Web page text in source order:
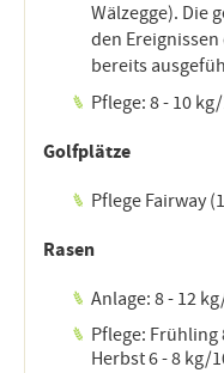
Wälzegge). Die
den
bereits
Pflege: 8 - 10
Golfplätze
Pflege Fairway
Rasen
Anlage: 8 - 12
Pflege: Frühling
Herbst 6 - 8 kg/